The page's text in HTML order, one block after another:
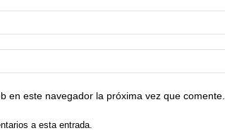
en este navegador la próxima vez que comente.
a esta entrada.